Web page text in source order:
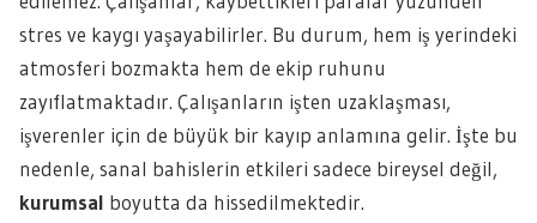
stres ve kaygı yaşayabilirler. Bu durum, hem iş yerindeki
atmosferi bozmakta hem de ekip ruhunu
zayıflatmaktadır. Çalışanların işten uzaklaşması,
işverenler için de büyük bir kayıp anlamına gelir. İşte bu
nedenle, sanal bahislerin etkileri sadece bireysel değil,
kurumsal boyutta da hissedilmektedir.